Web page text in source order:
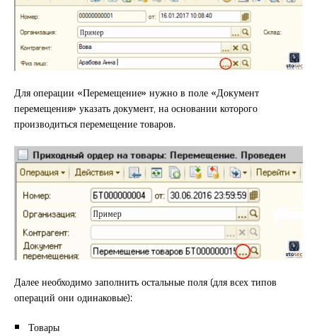
Для операции «Перемещение» нужно в поле «Документ
перемещения» указать документ, на основании которого
производиться перемещение товаров.
Далее необходимо заполнить остальные поля (для всех типов
операций они одинаковые):
Товары